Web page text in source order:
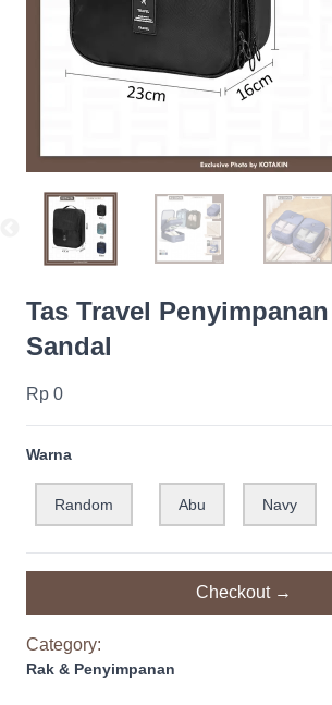
Tas Travel
Sandal
Rp 0
Warna
Random Abu Navy
Checkout →
Category:
Rak & Penyimpanan